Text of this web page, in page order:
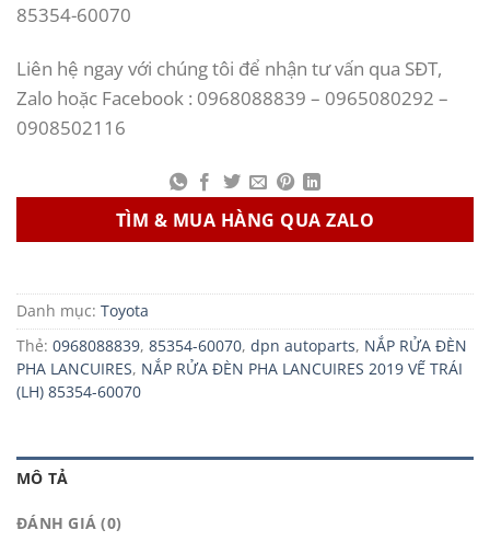
85354-60070
Liên hệ ngay với chúng tôi để nhận tư vấn qua SĐT,
Zalo hoặc Facebook : 0968088839 – 0965080292 –
0908502116
TÌM & MUA HÀNG QUA ZALO
Danh mục: Toyota
Thẻ: 0968088839, 85354-60070, dpn autoparts, NẮP RỬA ĐÈN
PHA LANCUIRES, NẮP RỬA ĐÈN PHA LANCUIRES 2019 VẾ TRÁI
(LH) 85354-60070
MÔ TẢ
ĐÁNH GIÁ (0)